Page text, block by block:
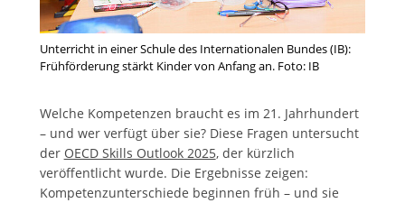
Unterricht in einer Schule des Internationalen Bundes (IB):
Frühförderung stärkt Kinder von Anfang an. Foto: IB
Welche Kompetenzen braucht es im 21. Jahrhundert
– und wer verfügt über sie? Diese Fragen untersucht
der OECD Skills Outlook 2025, der kürzlich
veröffentlicht wurde. Die Ergebnisse zeigen:
Kompetenzunterschiede beginnen früh – und sie